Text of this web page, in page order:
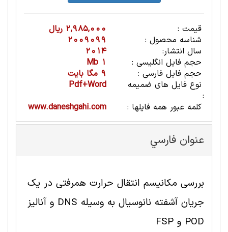
قیمت :
2,985,000 ریال
شناسه محصول :
2009099
سال انتشار:
2014
حجم فایل انگلیسی :
1 Mb
حجم فایل فارسی :
9 مگا بایت
نوع فایل های ضمیمه
:
Pdf+Word
کلمه عبور همه فایلها :
www.daneshgahi.com
عنوان فارسي
بررسی مکانیسم انتقال حرارت همرفتی در یک
جریان آشفته نانوسیال به وسیله DNS و آنالیز
POD و FSP